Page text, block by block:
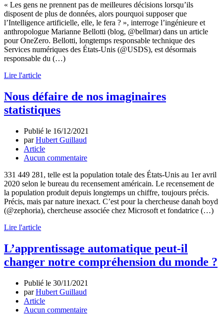
« Les gens ne prennent pas de meilleures décisions lorsqu’ils
disposent de plus de données, alors pourquoi supposer que
l’Intelligence artificielle, elle, le fera ? », interroge l’ingénieure et
anthropologue Marianne Bellotti (blog, @bellmar) dans un article
pour OneZero. Bellotti, longtemps responsable technique des
Services numériques des États-Unis (@USDS), est désormais
responsable du (…)
Lire l'article
Nous défaire de nos imaginaires
statistiques
Publié le 16/12/2021
parHubert Guillaud
Article
Aucun commentaire
331 449 281, telle est la population totale des États-Unis au 1er avril
2020 selon le bureau du recensement américain. Le recensement de
la population produit depuis longtemps un chiffre, toujours précis.
Précis, mais par nature inexact. C’est pour la chercheuse danah boyd
(@zephoria), chercheuse associée chez Microsoft et fondatrice (…)
Lire l'article
L’apprentissage automatique peut-il
changer notre compréhension du monde ?
Publié le 30/11/2021
parHubert Guillaud
Article
Aucun commentaire